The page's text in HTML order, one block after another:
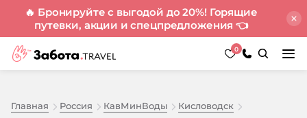
🔥 Бронируйте с выгодой до 20%! Горящие
путевки, акции и спецпредложения 👈
0
Главная Россия КавМинВоды
Кисловодск